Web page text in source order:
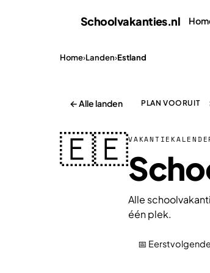
Schoolvakanties.nl
Home›Landen›Estland
← Alle landen PLAN VOORUIT
🇪🇪
Alle
één plek.
📅